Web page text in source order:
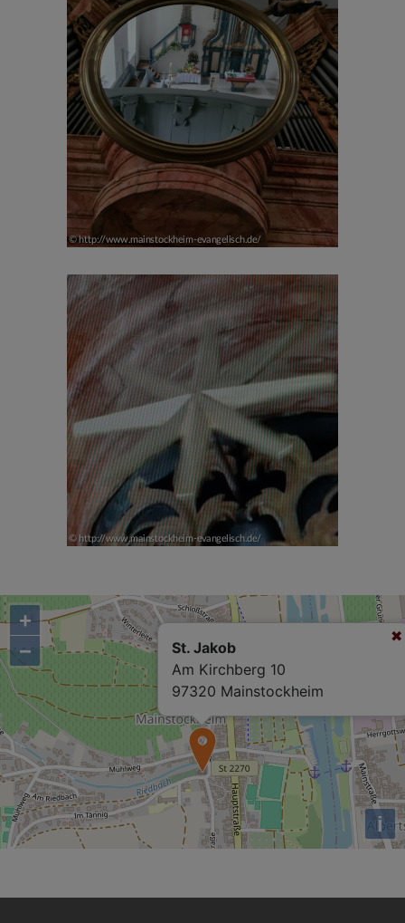
St. Jakob
Am Kirchberg 10
97320 Mainstockheim
+
−
i